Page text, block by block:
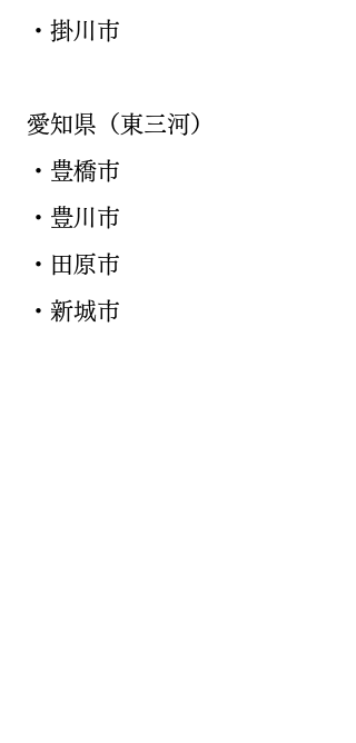
・掛川市
愛知県​（東三河）
・豊橋市
・豊川市
・田原市
・新城市